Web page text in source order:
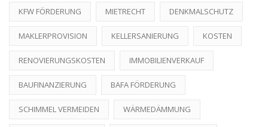
KFW FÖRDERUNG MIETRECHT DENKMALSCHUTZ
MAKLERPROVISION KELLERSANIERUNG KOSTEN
RENOVIERUNGSKOSTEN IMMOBILIENVERKAUF
BAUFINANZIERUNG BAFA FÖRDERUNG
SCHIMMEL VERMEIDEN WÄRMEDÄMMUNG